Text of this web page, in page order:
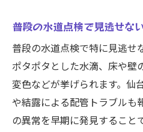
水漏れ修理を防ぐた
水道法20条を意識
術
安心のための水漏
水漏れ修理リスクを減
普段の水道点検で見逃せな
普段の水道点検で特に見逃せ
ポタポタとした水滴、床や壁
変色などが挙げられます。仙
や結露による配管トラブルも
の異常を早期に発見すること